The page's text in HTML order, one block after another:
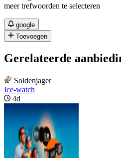
meer trefwoorden te selecteren
google
Toevoegen
Gerelateerde
Soldenjager
Ice-watch
4d